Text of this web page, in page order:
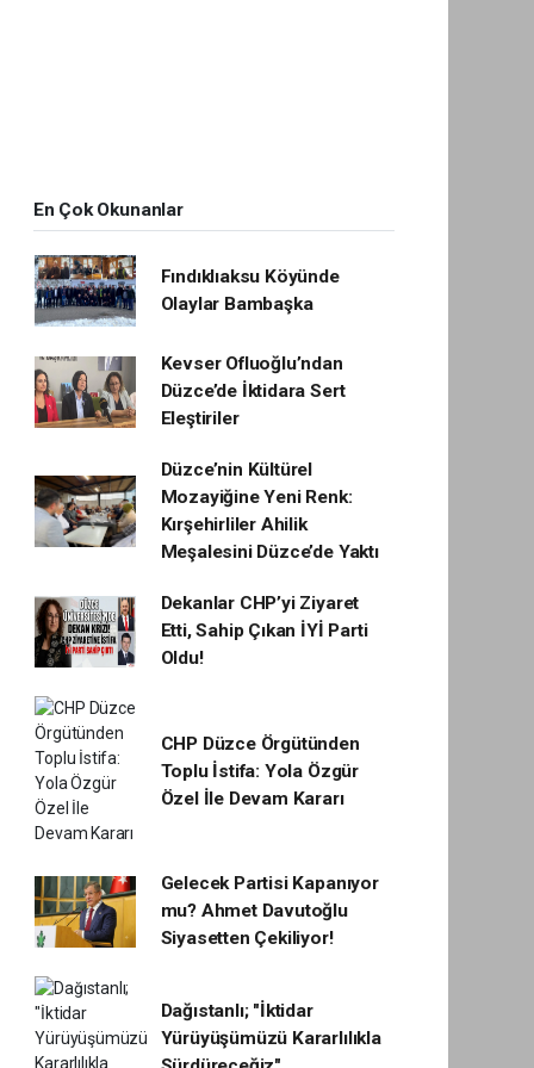
En Çok Okunanlar
Fındıklıaksu Köyünde
Olaylar Bambaşka
Kevser Ofluoğlu’ndan
Düzce’de İktidara Sert
Eleştiriler
Düzce’nin Kültürel
Mozayiğine Yeni Renk:
Kırşehirliler Ahilik
Meşalesini Düzce’de Yaktı
Dekanlar CHP’yi Ziyaret
Etti, Sahip Çıkan İYİ Parti
Oldu!
CHP Düzce Örgütünden
Toplu İstifa: Yola Özgür
Özel İle Devam Kararı
Gelecek Partisi Kapanıyor
mu? Ahmet Davutoğlu
Siyasetten Çekiliyor!
Dağıstanlı; "İktidar
Yürüyüşümüzü Kararlılıkla